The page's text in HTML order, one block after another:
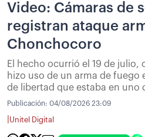
Video: Cámaras de
registran ataque
Chonchocoro
El hecho ocurrió el 19 de julio,
hizo uso de un arma de
de libertad que estaba en uno
Publicación: 04/08/2026 23:09
Unitel Digital